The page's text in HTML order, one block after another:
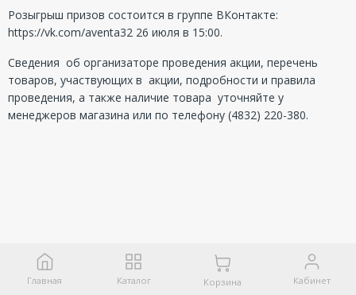
Розыгрыш призов состоится в группе ВКонтакте:
https://vk.com/aventa32 26 июля в 15:00.
Сведения об организаторе проведения акции, перечень
товаров, участвующих в акции, подробности и правила
проведения, а также наличие товара уточняйте у
менеджеров магазина или по телефону (4832) 220-380.
Главная Каталог Корзина Кабинет